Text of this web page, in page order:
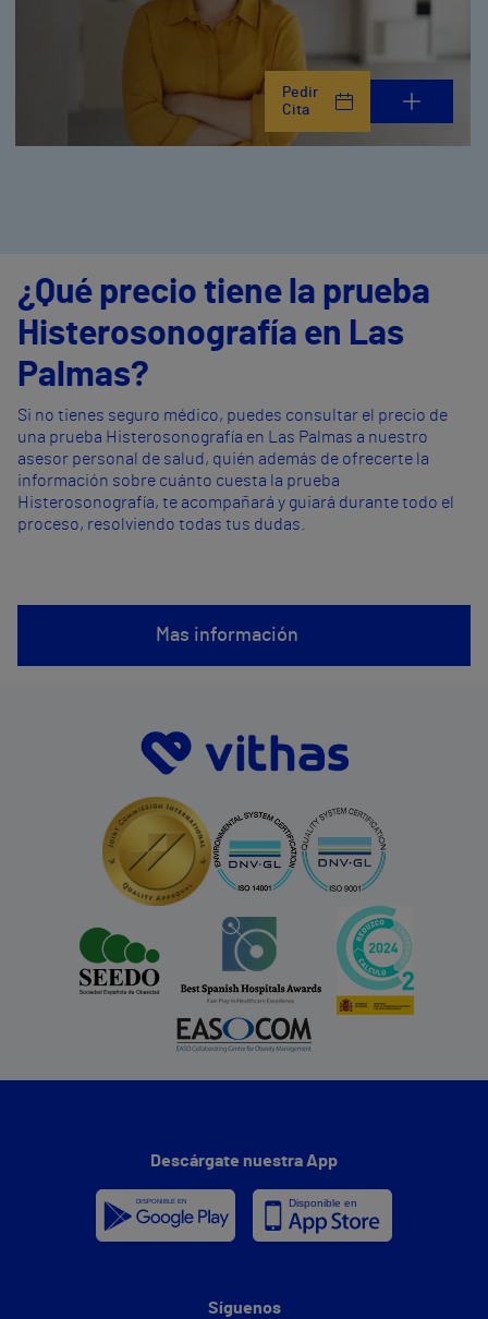
Pedir
Cita
¿Qué precio tiene la prueba
Histerosonografía en Las
Palmas?
Si no tienes seguro médico, puedes consultar el precio de
una prueba Histerosonografía en Las Palmas a nuestro
asesor personal de salud, quién además de ofrecerte la
información sobre cuánto cuesta la prueba
Histerosonografía, te acompañará y guiará durante todo el
proceso, resolviendo todas tus dudas.
Mas información
Descárgate nuestra App
Síguenos